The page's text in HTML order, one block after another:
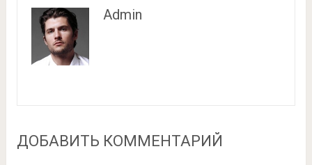
Admin
ДОБАВИТЬ КОММЕНТАРИЙ